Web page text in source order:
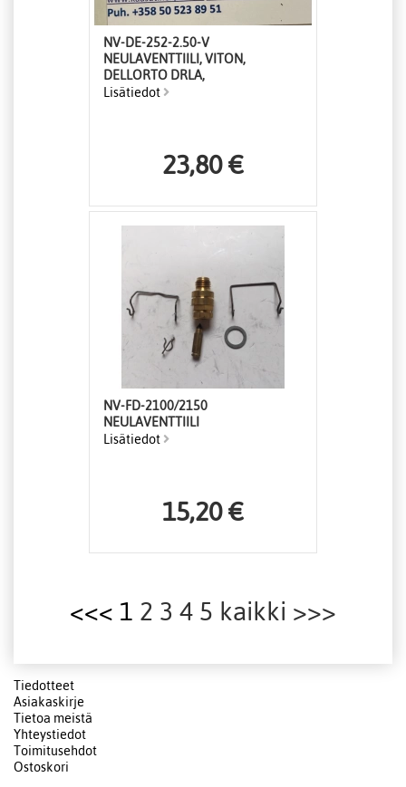
NV-DE-252-2.50-V
NEULAVENTTIILI, VITON,
DELLORTO DRLA,
Lisätiedot
23,80 €
NV-FD-2100/2150
NEULAVENTTIILI
Lisätiedot
15,20 €
<<< 1 2 3 4 5 kaikki >>>
Tiedotteet
Asiakaskirje
Tietoa meistä
Yhteystiedot
Toimitusehdot
Ostoskori